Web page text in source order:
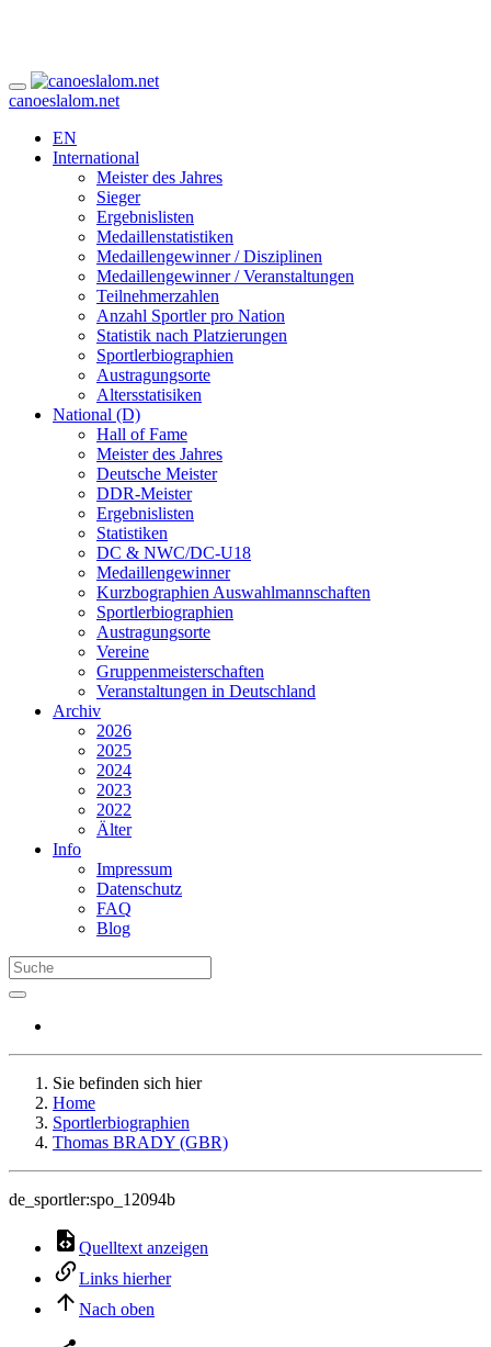
canoeslalom.net
EN
International
Meister des Jahres
Sieger
Ergebnislisten
Medaillenstatistiken
Medaillengewinner / Disziplinen
Medaillengewinner / Veranstaltungen
Teilnehmerzahlen
Anzahl Sportler pro Nation
Statistik nach Platzierungen
Sportlerbiographien
Austragungsorte
Altersstatisiken
National (D)
Hall of Fame
Meister des Jahres
Deutsche Meister
DDR-Meister
Ergebnislisten
Statistiken
DC & NWC/DC-U18
Medaillengewinner
Kurzbographien Auswahlmannschaften
Sportlerbiographien
Austragungsorte
Vereine
Gruppenmeisterschaften
Veranstaltungen in Deutschland
Archiv
2026
2025
2024
2023
2022
Älter
Info
Impressum
Datenschutz
FAQ
Blog
Sie befinden sich hier
Home
Sportlerbiographien
Thomas BRADY (GBR)
de_sportler:spo_12094b
Quelltext anzeigen
Links hierher
Nach oben